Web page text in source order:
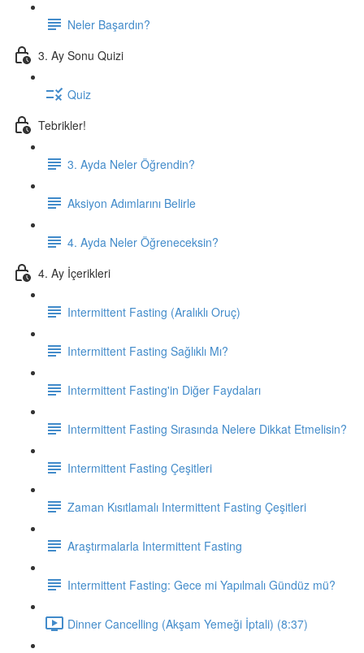
Neler Başardın?
3. Ay Sonu Quizi
Quiz
Tebrikler!
3. Ayda Neler Öğrendin?
Aksiyon Adımlarını Belirle
4. Ayda Neler Öğreneceksin?
4. Ay İçerikleri
Intermittent Fasting (Aralıklı Oruç)
Intermittent Fasting Sağlıklı Mı?
Intermittent Fasting'in Diğer Faydaları
Intermittent Fasting Sırasında Nelere Dikkat Etmelisin?
Intermittent Fasting Çeşitleri
Zaman Kısıtlamalı Intermittent Fasting Çeşitleri
Araştırmalarla Intermittent Fasting
Intermittent Fasting: Gece mi Yapılmalı Gündüz mü?
Dinner Cancelling (Akşam Yemeği İptali) (8:37)